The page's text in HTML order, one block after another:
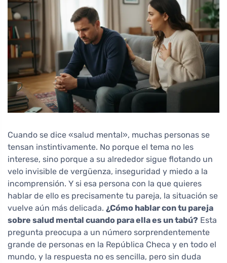
Cuando se dice «salud mental», muchas personas se
tensan instintivamente. No porque el tema no les
interese, sino porque a su alrededor sigue flotando un
velo invisible de vergüenza, inseguridad y miedo a la
incomprensión. Y si esa persona con la que quieres
hablar de ello es precisamente tu pareja, la situación se
vuelve aún más delicada. ¿Cómo hablar con tu pareja
sobre salud mental cuando para ella es un tabú? Esta
pregunta preocupa a un número sorprendentemente
grande de personas en la República Checa y en todo el
mundo, y la respuesta no es sencilla, pero sin duda